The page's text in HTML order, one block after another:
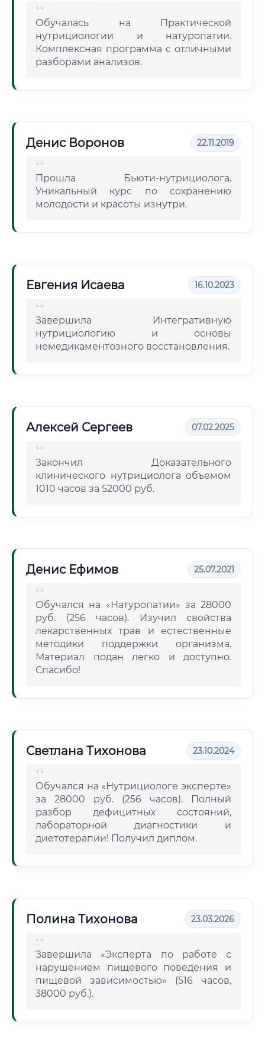
Обучалась на Практической
нутрициологии и натуропатии.
Комплексная программа с отличными
разборами анализов.
Денис Воронов 22.11.2019
Прошла Бьюти-нутрициолога.
Уникальный курс по сохранению
молодости и красоты изнутри.
Евгения Исаева 16.10.2023
Завершила Интегративную
нутрициологию и основы
немедикаментозного восстановления.
Алексей Сергеев 07.02.2025
Закончил Доказательного
клинического нутрициолога объемом
1010 часов за 52000 руб.
Денис Ефимов 25.07.2021
Обучался на «Натуропатии» за 28000
руб. (256 часов). Изучил свойства
лекарственных трав и естественные
методики поддержки организма.
Материал подан легко и доступно.
Спасибо!
Светлана Тихонова 23.10.2024
Обучался на «Нутрициологе эксперте»
за 28000 руб. (256 часов). Полный
разбор дефицитных состояний,
лабораторной диагностики и
диетотерапии! Получил диплом.
Полина Тихонова 23.03.2026
Завершила «Эксперта по работе с
нарушением пищевого поведения и
пищевой зависимостью» (516 часов,
38000 руб.).